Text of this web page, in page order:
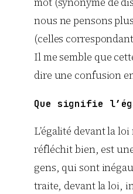
nous ne pensons
(celles
Il me semble que
dire une confusion
Que signifie
L’égalité devant la
réfléchit bien, est
gens, qui sont
traite, devant la loi,